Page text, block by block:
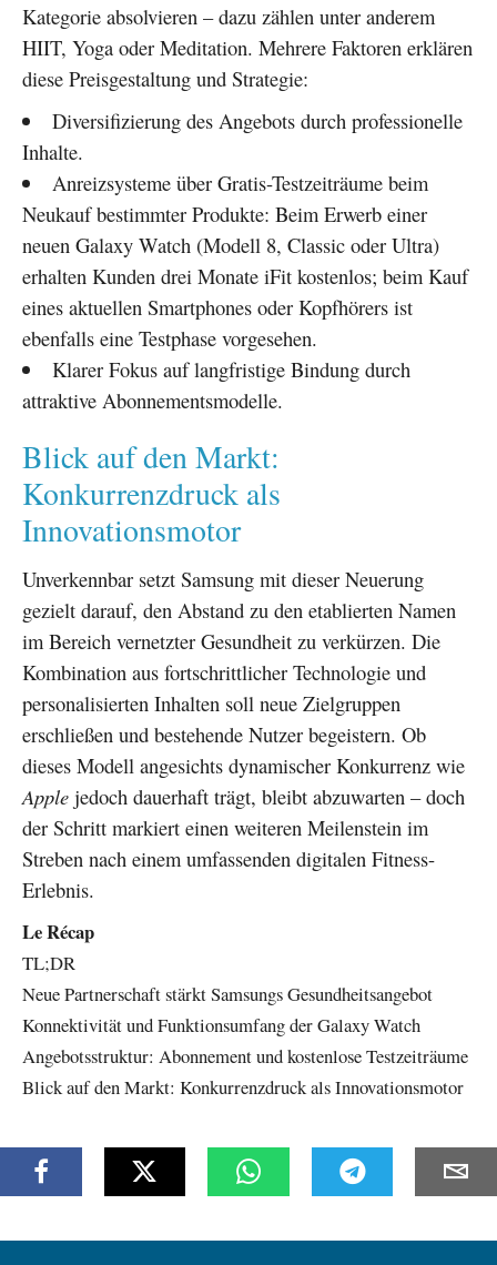
Kategorie absolvieren – dazu zählen unter anderem
HIIT, Yoga oder Meditation. Mehrere Faktoren erklären
diese Preisgestaltung und Strategie:
Diversifizierung des Angebots durch professionelle
Inhalte.
Anreizsysteme über Gratis-Testzeiträume beim
Neukauf bestimmter Produkte: Beim Erwerb einer
neuen Galaxy Watch (Modell 8, Classic oder Ultra)
erhalten Kunden drei Monate iFit kostenlos; beim Kauf
eines aktuellen Smartphones oder Kopfhörers ist
ebenfalls eine Testphase vorgesehen.
Klarer Fokus auf langfristige Bindung durch
attraktive Abonnementsmodelle.
Blick auf den Markt:
Konkurrenzdruck als
Innovationsmotor
Unverkennbar setzt Samsung mit dieser Neuerung
gezielt darauf, den Abstand zu den etablierten Namen
im Bereich vernetzter Gesundheit zu verkürzen. Die
Kombination aus fortschrittlicher Technologie und
personalisierten Inhalten soll neue Zielgruppen
erschließen und bestehende Nutzer begeistern. Ob
dieses Modell angesichts dynamischer Konkurrenz wie
Apple jedoch dauerhaft trägt, bleibt abzuwarten – doch
der Schritt markiert einen weiteren Meilenstein im
Streben nach einem umfassenden digitalen Fitness-
Erlebnis.
Le Récap
TL;DR
Neue Partnerschaft stärkt Samsungs Gesundheitsangebot
Konnektivität und Funktionsumfang der Galaxy Watch
Angebotsstruktur: Abonnement und kostenlose Testzeiträume
Blick auf den Markt: Konkurrenzdruck als Innovationsmotor